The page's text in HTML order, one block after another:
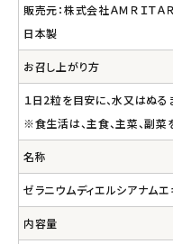
販売元：株式会社ＡＭＲＩＴＡ
日本製
お召し上がり方
１日2粒を目安に、水又はぬる
※食生活は、主食、主菜、副菜
名称
ゼラニウムディエルシアナム
内容量